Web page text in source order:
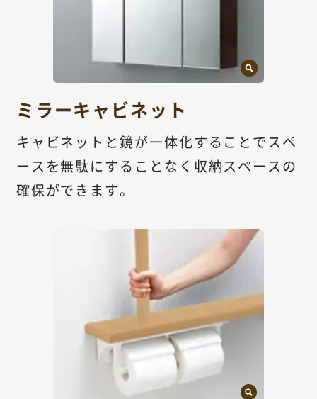
ミラーキャビネット
キャビネットと鏡が一体化することでスペ
ースを無駄にすることなく収納スペースの
確保ができます。